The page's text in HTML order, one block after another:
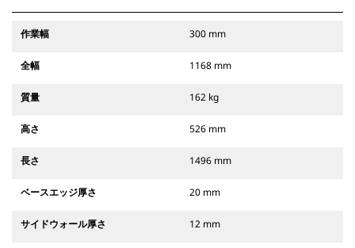
作業幅 300 mm
全幅 1168 mm
質量 162 kg
高さ 526 mm
長さ 1496 mm
ベースエッジ厚さ 20 mm
サイドウォール厚さ 12 mm